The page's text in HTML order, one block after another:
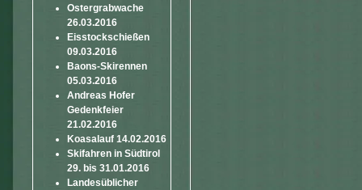
Ostergrabwache
26.03.2016
Eisstockschießen
09.03.2016
Baons-Skirennen
05.03.2016
Andreas Hofer
Gedenkfeier
21.02.2016
Koasalauf 14.02.2016
Skifahren in Südtirol
29. bis 31.01.2016
Landesüblicher